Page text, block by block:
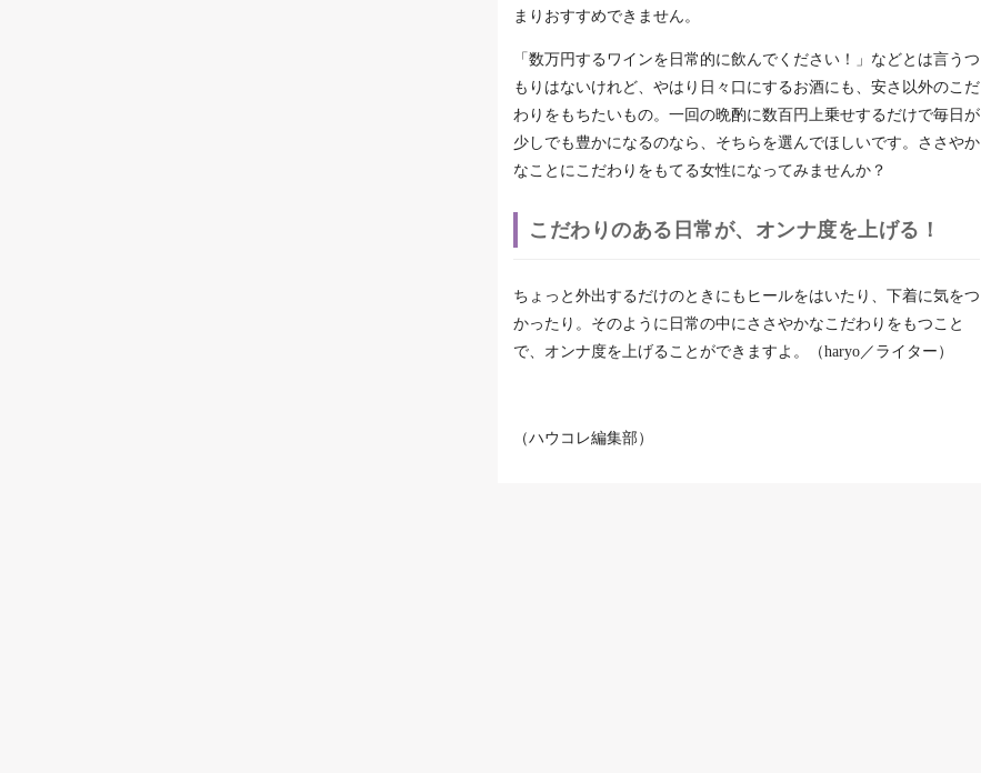
まりおすすめできません。
「数万円するワインを日常的に飲んでください！」などとは言うつ
もりはないけれど、やはり日々口にするお酒にも、安さ以外のこだ
わりをもちたいもの。一回の晩酌に数百円上乗せするだけで毎日が
少しでも豊かになるのなら、そちらを選んでほしいです。ささやか
なことにこだわりをもてる女性になってみませんか？
こだわりのある日常が、オンナ度を上げる！
ちょっと外出するだけのときにもヒールをはいたり、下着に気をつ
かったり。そのように日常の中にささやかなこだわりをもつこと
で、オンナ度を上げることができますよ。（haryo／ライター）
（ハウコレ編集部）